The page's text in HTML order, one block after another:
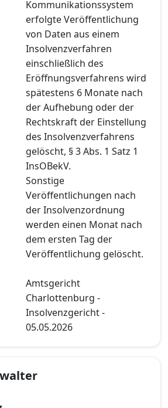
Kommunikationssystem
erfolgte Veröffentlichung
von Daten aus einem
Insolvenzverfahren
einschließlich des
Eröffnungsverfahrens wird
spätestens 6 Monate nach
der Aufhebung oder der
Rechtskraft der Einstellung
des Insolvenzverfahrens
gelöscht, § 3 Abs. 1 Satz 1
InsOBekV.
Sonstige
Veröffentlichungen nach
der Insolvenzordnung
werden einen Monat nach
dem ersten Tag der
Veröffentlichung gelöscht.
Amtsgericht
Charlottenburg -
Insolvenzgericht -
05.05.2026